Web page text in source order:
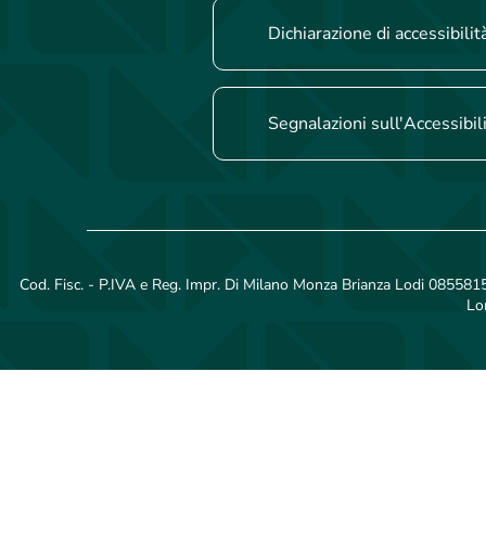
Dichiarazione di
Segnalazioni
Cod. Fisc. - P.IVA e Reg. Impr. Di Milano Monza Brianza Lodi